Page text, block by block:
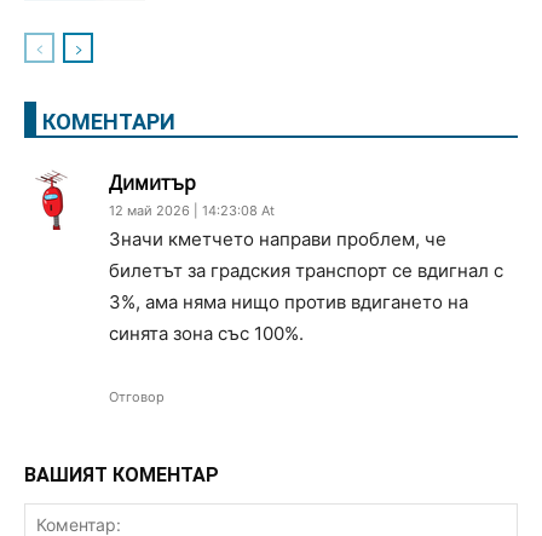
КОМЕНТАРИ
Димитър
12 май 2026 | 14:23:08 At
Значи кметчето направи проблем, че
билетът за градския транспорт се вдигнал с
3%, ама няма нищо против вдигането на
синята зона със 100%.
Отговор
ВАШИЯТ КОМЕНТАР